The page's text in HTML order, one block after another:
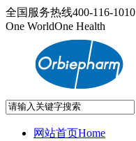
全国服务热线400-116-1010
One WorldOne Health
网站首页Home